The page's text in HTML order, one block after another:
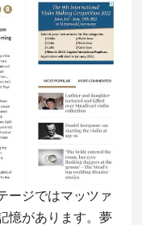
ージではマッツァ
憶があります。夢